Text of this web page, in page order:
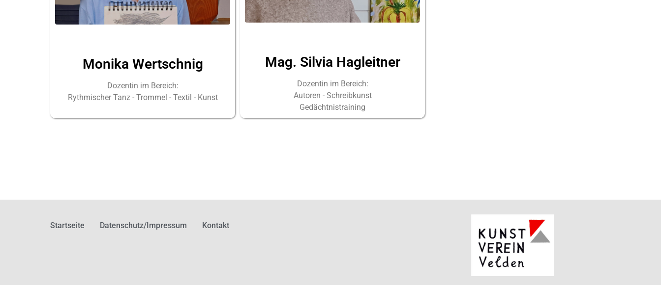
Monika Wertschnig
Dozentin im Bereich:
Rythmischer Tanz - Trommel - Textil - Kunst
Mag. Silvia Hagleitner
Dozentin im Bereich:
Autoren - Schreibkunst
Gedächtnistraining
Startseite Datenschutz/Impressum Kontakt